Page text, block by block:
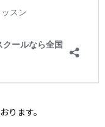
ります。